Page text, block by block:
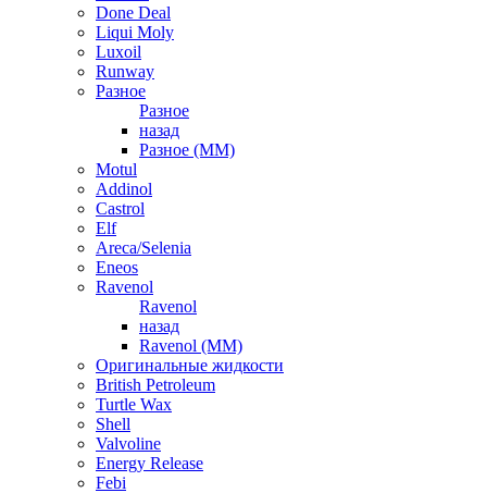
Done Deal
Liqui Moly
Luxoil
Runway
Разное
Разное
назад
Разное (ММ)
Motul
Addinol
Castrol
Elf
Areca/Selenia
Eneos
Ravenol
Ravenol
назад
Ravenol (ММ)
Оригинальные жидкости
British Petroleum
Turtle Wax
Shell
Valvoline
Energy Release
Febi